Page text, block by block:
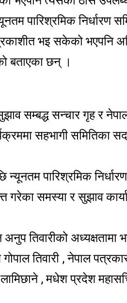
पारिश्रमिक निर्धारण
भइ सकेको भएपनि
बताएका छन् ।
सम्बद्ध सन्चार गृह र
सहभागी
पारिश्रमिक
समस्या र सुझाव
तिवारीको अध्यक्षतामा
तिवारी , नेपाल
, मधेश प्रदेश